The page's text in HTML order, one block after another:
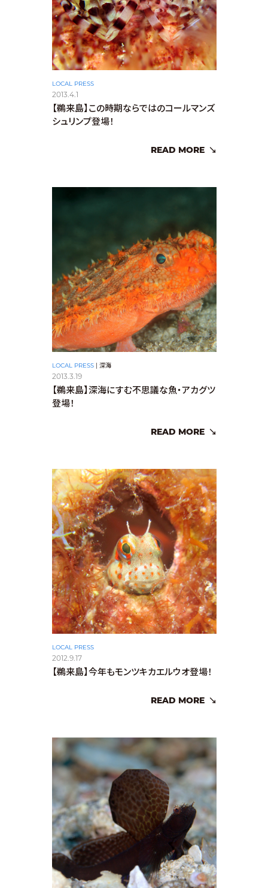
LOCAL PRESS
2013.4.1
【鵜来島】この時期ならではのコールマンズ
シュリンプ登場！
READ MORE
LOCAL PRESS| 深海
2013.3.19
【鵜来島】深海にすむ不思議な魚・アカグツ
登場！
READ MORE
LOCAL PRESS
2012.9.17
【鵜来島】今年もモンツキカエルウオ登場！
READ MORE